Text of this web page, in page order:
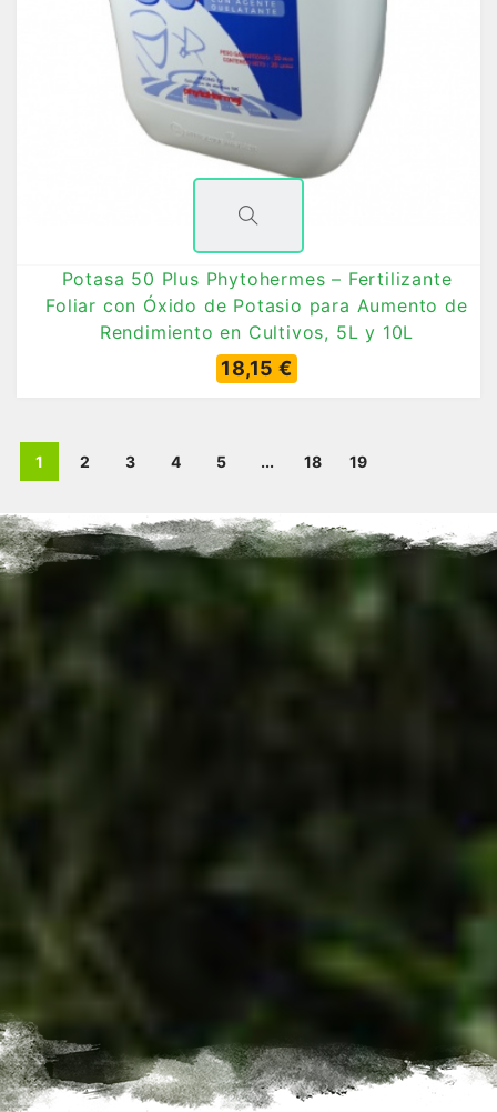
Potasa 50 Plus Phytohermes – Fertilizante
Foliar con Óxido de Potasio para Aumento de
Rendimiento en Cultivos, 5L y 10L
18,15 €
1 2 3 4 5 ... 18 19